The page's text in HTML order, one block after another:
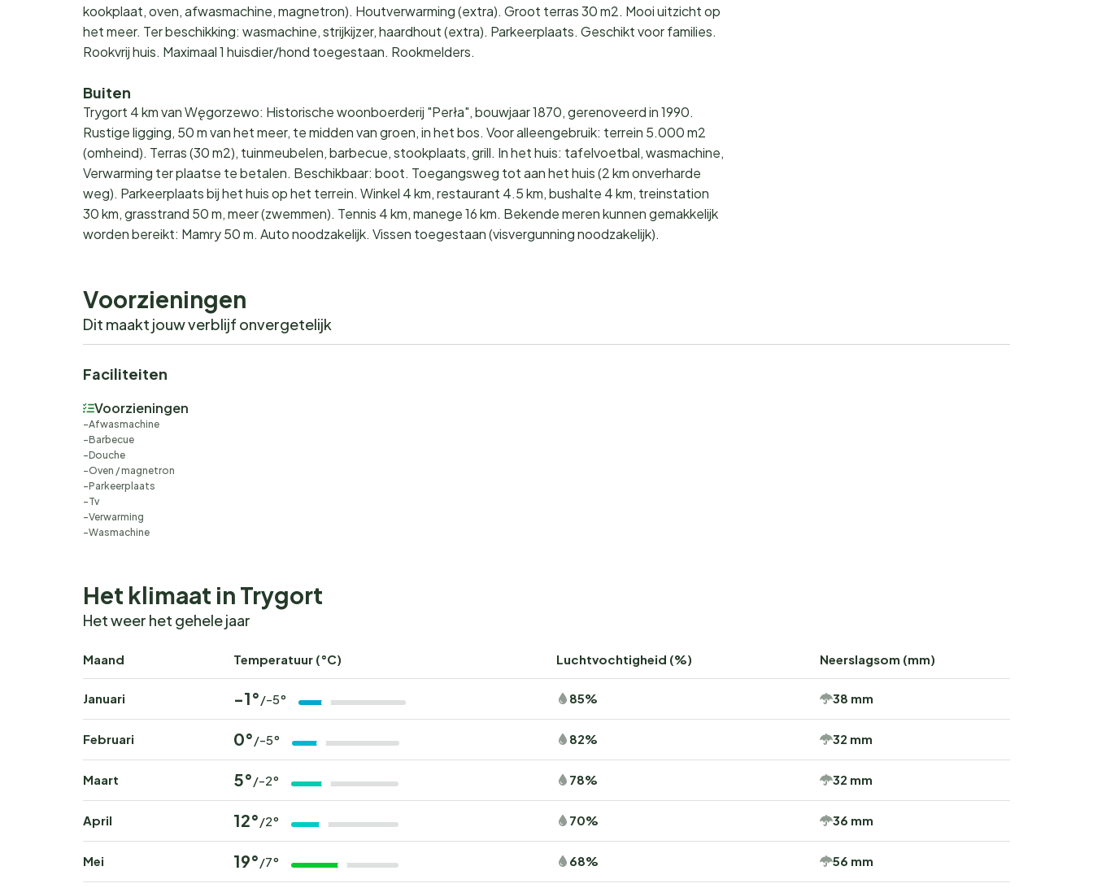
kookplaat, oven, afwasmachine, magnetron). Houtverwarming (extra). Groot terras 30 m2. Mooi uitzicht op
het meer. Ter beschikking: wasmachine, strijkijzer, haardhout (extra). Parkeerplaats. Geschikt voor families.
Rookvrij huis. Maximaal 1 huisdier/hond toegestaan. Rookmelders.
Buiten
Trygort 4 km van Węgorzewo: Historische woonboerderij "Perła", bouwjaar 1870, gerenoveerd in 1990.
Rustige ligging, 50 m van het meer, te midden van groen, in het bos. Voor alleengebruik: terrein 5.000 m2
(omheind). Terras (30 m2), tuinmeubelen, barbecue, stookplaats, grill. In het huis: tafelvoetbal, wasmachine,
Verwarming ter plaatse te betalen. Beschikbaar: boot. Toegangsweg tot aan het huis (2 km onverharde
weg). Parkeerplaats bij het huis op het terrein. Winkel 4 km, restaurant 4.5 km, bushalte 4 km, treinstation
30 km, grasstrand 50 m, meer (zwemmen). Tennis 4 km, manege 16 km. Bekende meren kunnen gemakkelijk
worden bereikt: Mamry 50 m. Auto noodzakelijk. Vissen toegestaan (visvergunning noodzakelijk).
Voorzieningen
Dit maakt jouw verblijf onvergetelijk
Faciliteiten
Voorzieningen
Afwasmachine
Barbecue
Douche
Oven / magnetron
Parkeerplaats
Tv
Verwarming
Wasmachine
Het klimaat in Trygort
Het weer het gehele jaar
Maand Temperatuur (°C) Luchtvochtigheid (%) Neerslagsom (mm)
Januari -1° /-5° 85% 38 mm
Februari 0° /-5° 82% 32 mm
Maart 5° /-2° 78% 32 mm
April 12° /2° 70% 36 mm
Mei 19° /7° 68% 56 mm